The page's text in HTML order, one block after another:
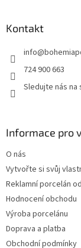
Kontakt
info@
724 900 663
Sledujte nás na
Informace pro
O nás
Vytvořte si svůj
Reklamní porcelán
Hodnocení obchodu
Výroba porcelánu
Doprava a platba
Obchodní podmínky